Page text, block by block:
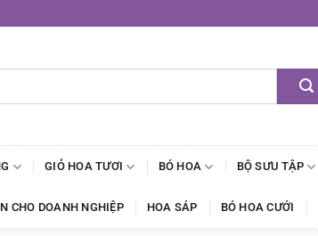
GIỎ HOA TƯƠI BÓ HOA BỘ SƯU TẬP
CHO DOANH NGHIỆP HOA SÁP BÓ HOA CƯỚI